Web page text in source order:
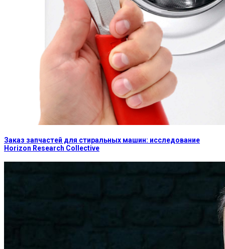
Заказ запчастей для стиральных машин: исследование
Horizon Research Collective